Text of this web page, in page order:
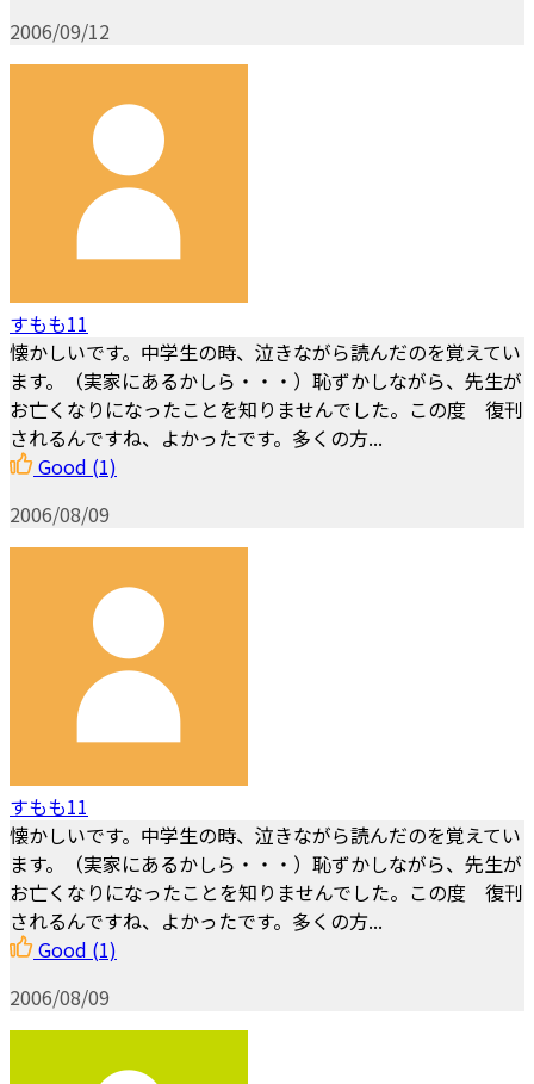
2006/09/12
すもも11
懐かしいです。中学生の時、泣きながら読んだのを覚えてい
ます。（実家にあるかしら・・・）恥ずかしながら、先生が
お亡くなりになったことを知りませんでした。この度 復刊
されるんですね、よかったです。多くの方...
Good (1)
2006/08/09
すもも11
懐かしいです。中学生の時、泣きながら読んだのを覚えてい
ます。（実家にあるかしら・・・）恥ずかしながら、先生が
お亡くなりになったことを知りませんでした。この度 復刊
されるんですね、よかったです。多くの方...
Good (1)
2006/08/09